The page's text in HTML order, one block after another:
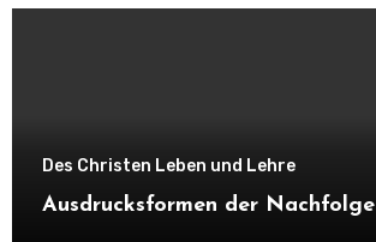
Des Christen Leben und Lehre
Ausdrucksformen der Nachfolge